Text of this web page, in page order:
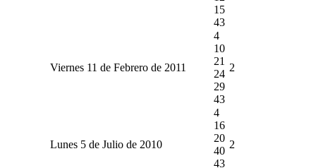
15
43
Viernes 11 de Febrero de 2011
4
10
21
24
29
43
2
Lunes 5 de Julio de 2010
4
16
20
40
43
2